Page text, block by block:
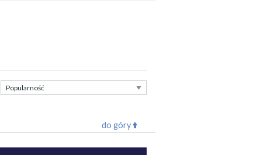
do góry